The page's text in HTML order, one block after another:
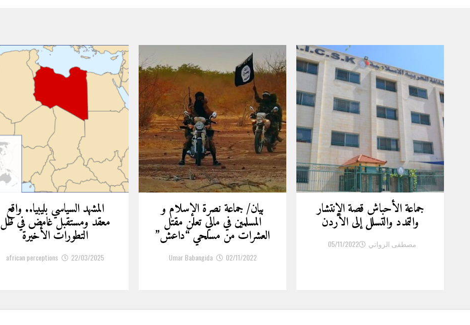
جماعة الأحباش قصة الإنتشار
والتمدد والتسلل إلى الأردن
مصطفى الزواتي 05/11/2022
بيان/ جماعة نصرة الإسلام و
المسلمين في مالي تعلن مقتل
العشرات من مسلحي “داعش”
Umar Babangida 02/11/2022
المشهد السياسي بليبيا.. واقع
معقد ومستقبل غامض في ظل
التطورات الأخيرة
african perceptions 22/03/2025